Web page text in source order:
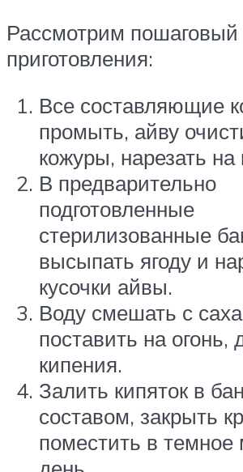
Рассмотрим пошаговый
приготовления:
Все составляющие
промыть, айву
кожуры, нарезать на
В предварительно
подготовленные
стерилизованные
высыпать ягоду и
кусочки айвы.
Воду смешать с
поставить на огонь,
кипения.
Залить кипяток в
составом, закрыть
поместить в темное